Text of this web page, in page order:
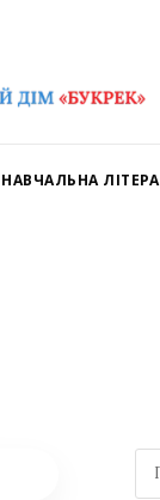
НАВЧАЛЬНА